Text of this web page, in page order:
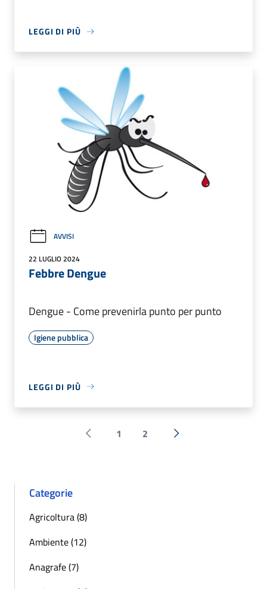
LEGGI DI PIÙ
AVVISI
22 LUGLIO 2024
Febbre Dengue
Dengue - Come prevenirla punto per punto
Igiene pubblica
LEGGI DI PIÙ
Pagina precedente
1 2 Successiva »
Categorie
Agricoltura (8)
Ambiente (12)
Anagrafe (7)